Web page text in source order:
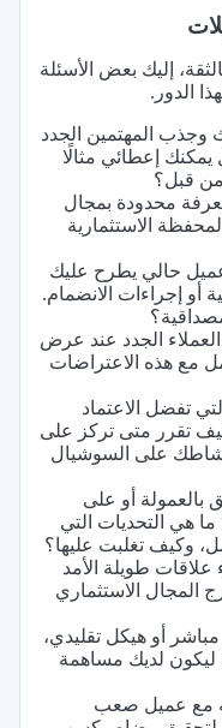
إليك بعض الأسئلة
الدور.
وجذب المهتمين الجدد
يمكنك إعطائي مثالًا
من قبل؟
محدودة بمجال
الاستثمارية
حالي يطرح عليك
أو إجراءات الانضمام.
العملاء الجدد عند عرض
مع هذه الاعتراضات
تفضل الاعتماد
تقرر متى تركز على
نشاطك على السوشيال
أو على
ما هي التحديات التي
وكيف تغلبت عليها؟
علاقات طويلة الأمد
المجال الاستثماري
أو هيكل تقليدي،
لديك مساهمة
مع عميل صعب